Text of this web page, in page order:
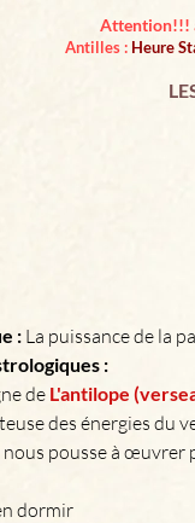
Attention!!!
Antilles : Heure
: La puissance de la
:
de L'antilope
des énergies du
pousse à œuvrer
dormir